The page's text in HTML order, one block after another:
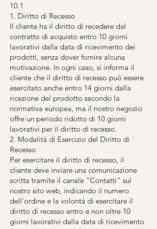
10.1
1. Diritto di Recesso
Il cliente ha il diritto di recedere dal
contratto di acquisto entro 10 giorni
lavorativi dalla data di ricevimento dei
prodotti, senza dover fornire alcuna
motivazione. In ogni caso, si informa il
cliente che il diritto di recesso può essere
esercitato anche entro 14 giorni dalla
ricezione del prodotto secondo la
normativa europea, ma il nostro negozio
offre un periodo ridotto di 10 giorni
lavorativi per il diritto di recesso.
2. Modalità di Esercizio del Diritto di
Recesso
Per esercitare il diritto di recesso, il
cliente deve inviare una comunicazione
scritta tramite il canale "Contatti" sul
nostro sito web, indicando il numero
dell'ordine e la volontà di esercitare il
diritto di recesso entro e non oltre 10
giorni lavorativi dalla data di ricevimento